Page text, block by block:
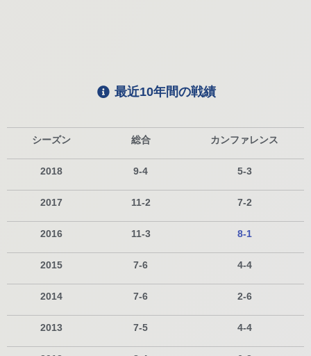
最近10年間の戦績
シーズン 総合 カンファレンス
2018 9-4 5-3
2017 11-2 7-2
2016 11-3 8-1
2015 7-6 4-4
2014 7-6 2-6
2013 7-5 4-4